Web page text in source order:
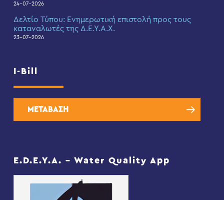
24-07-2026
Δελτίο Τύπου: Eνημερωτική επιστολή προς τους
καταναλωτές της Δ.Ε.Υ.Α.Χ.
23-07-2026
I-Bill
ΜΕΤΑΒΑΣΗ
E.D.E.Y.A. – Water Quality App